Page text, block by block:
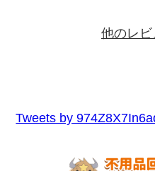
他のレビ
Tweets by